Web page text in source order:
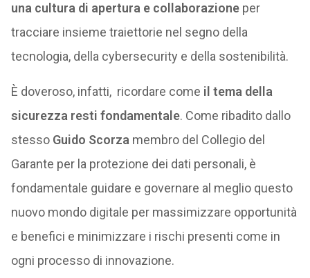
una cultura di apertura e collaborazioneper
tracciare insieme traiettorie nel segno della
tecnologia, della cybersecurity e della sostenibilità.
È doveroso, infatti, ricordare come il tema della
sicurezza resti fondamentale. Come ribadito dallo
stesso Guido Scorza membro del Collegio del
Garante per la protezione dei dati personali, è
fondamentale guidare e governare al meglio questo
nuovo mondo digitale per massimizzare opportunità
e benefici e minimizzare i rischi presenti come in
ogni processo di innovazione.